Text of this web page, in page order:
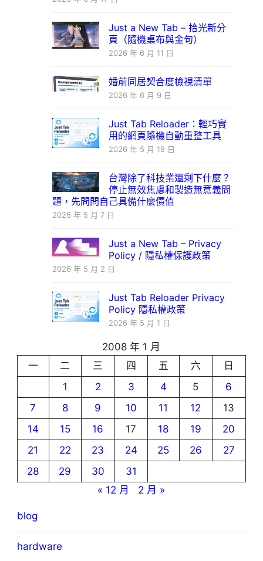
Just a New Tab – 拾光新分
頁（隨機桌布與金句）
2026 年 6 月 11 日
婚前同居契合度檢視清單
2026 年 6 月 9 日
Just Tab Reloader：輕巧實
用的網頁隨機自動重整工具
2026 年 5 月 18 日
台灣除了科技業還剩下什麼？
停止無效焦慮和製造無意義問
題，先問問自己具備什麼價值
2026 年 5 月 7 日
Just a New Tab – Privacy
Policy / 隱私權保護政策
2026 年 5 月 2 日
Just Tab Reloader Privacy
Policy 隱私權政策
2026 年 5 月 1 日
2008 年 1 月
一
二 三 四 五 六
日
1
2 3 4 5
6
7
8 9 10 11 12
13
14
15 16 17 18 19
20
21
22 23 24 25 26
27
28
29 30
31
« 12 月
2 月 »
blog
hardware